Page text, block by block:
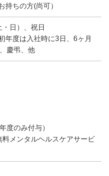
持ちの方(尚可）
・日）、祝日
年度は入社時に3日、6ヶ月
慶弔、他
度のみ付与）
メンタルヘルスケアサービ